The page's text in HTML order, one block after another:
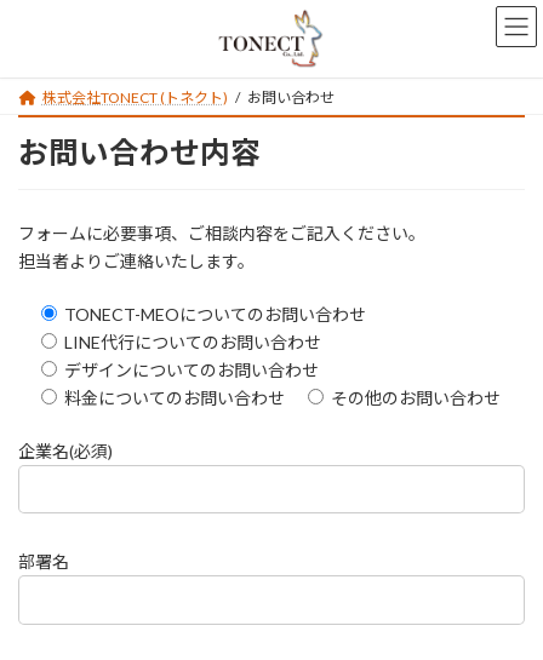
株式会社TONECT (トネクト) お問い合わせ
お問い合わせ内容
フォームに必要事項、ご相談内容をご記入ください。
担当者よりご連絡いたします。
TONECT-MEOについてのお問い合わせ
LINE代行についてのお問い合わせ
デザインについてのお問い合わせ
料金についてのお問い合わせ
その他のお問い合わせ
企業名(必須)
部署名